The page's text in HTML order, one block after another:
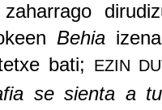
Behia
bati;
EZIN
se sienta a